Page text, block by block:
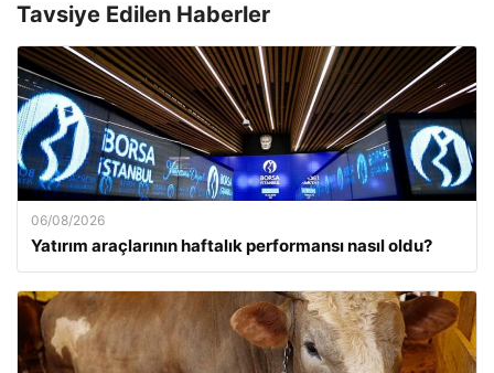
Tavsiye Edilen Haberler
06/08/2026
Yatırım araçlarının haftalık performansı nasıl oldu?